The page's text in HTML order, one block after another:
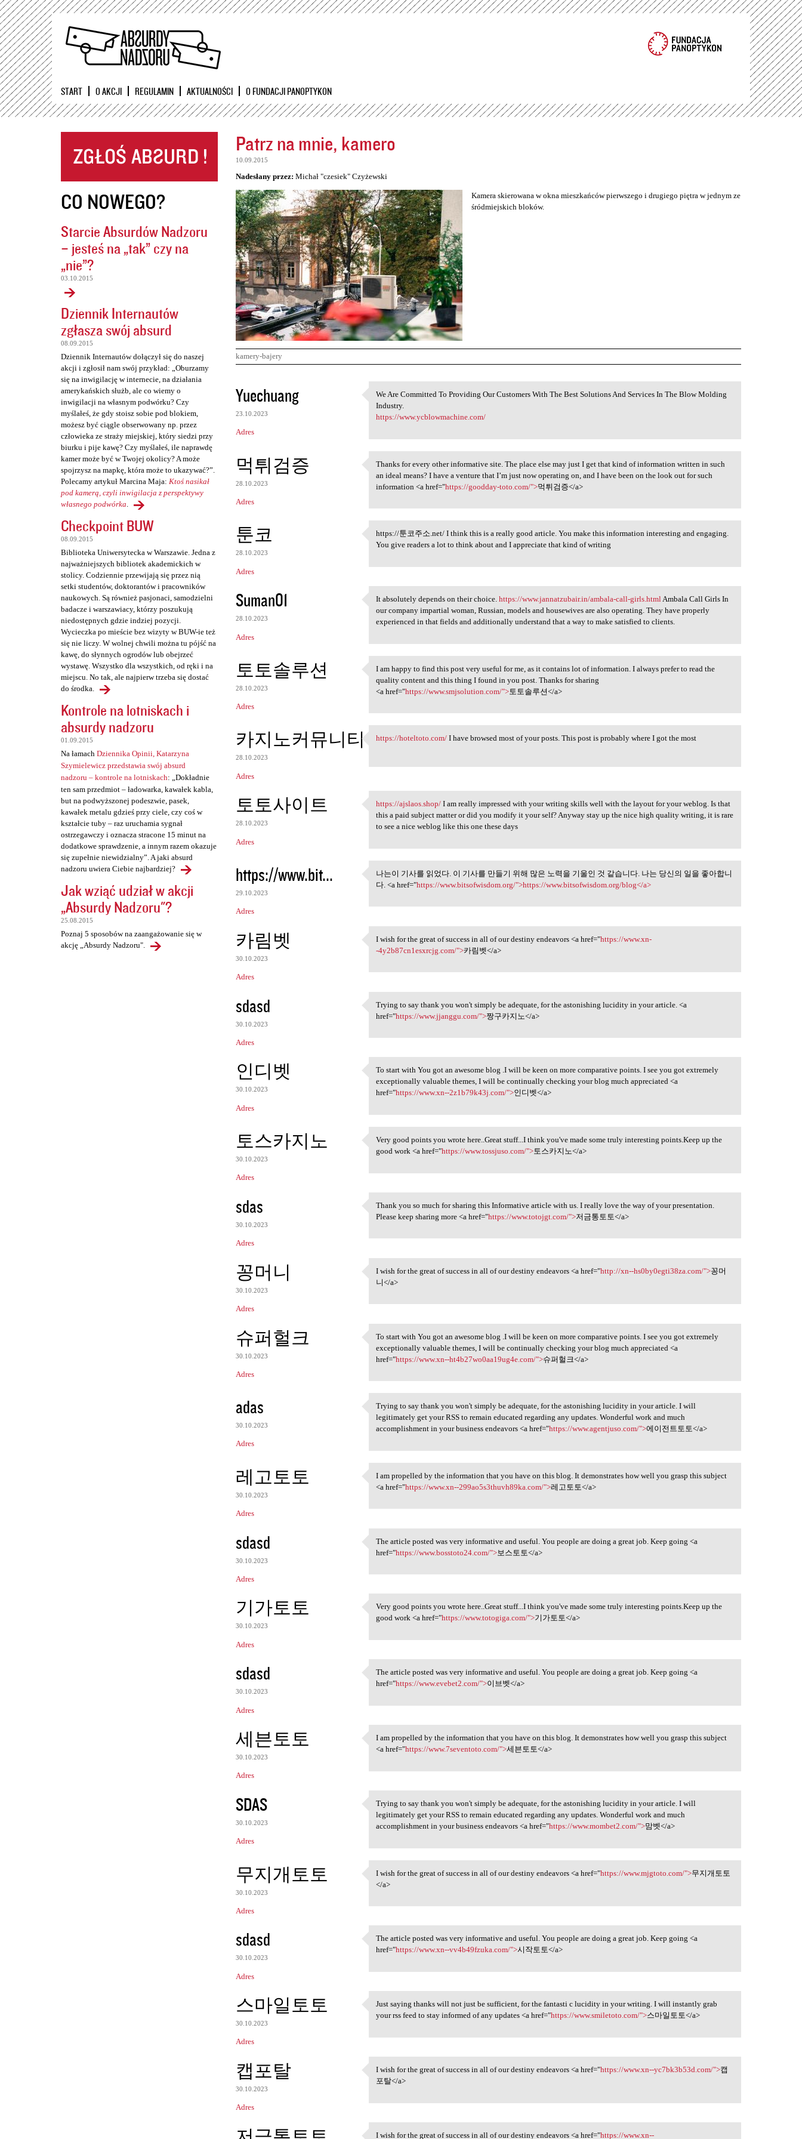
Przejdź
START O AKCJI REGULAMIN AKTUALNOŚCI O FUNDACJI PANOPTYKON
CO NOWEGO?
Starcie Absurdów Nadzoru
– jesteś na „tak” czy na
„nie”?
03.10.2015
Dziennik Internautów
zgłasza swój absurd
08.09.2015
Dziennik Internautów dołączył się do naszej
akcji i zgłosił nam swój przykład: „Oburzamy
się na inwigilację w internecie, na działania
amerykańskich służb, ale co wiemy o
inwigilacji na własnym podwórku? Czy
myślałeś, że gdy stoisz sobie pod blokiem,
możesz być ciągle obserwowany np. przez
człowieka ze straży miejskiej, który siedzi przy
biurku i pije kawę? Czy myślałeś, ile naprawdę
kamer może być w Twojej okolicy? A może
spojrzysz na mapkę, która może to ukazywać?”.
Polecamy artykuł Marcina Maja: Ktoś nasikał
pod kamerą, czyli inwigilacja z perspektywy
własnego podwórka.
Checkpoint BUW
08.09.2015
Biblioteka Uniwersytecka w Warszawie. Jedna z
najważniejszych bibliotek akademickich w
stolicy. Codziennie przewijają się przez nią
setki studentów, doktorantów i pracowników
naukowych. Są również pasjonaci, samodzielni
badacze i warszawiacy, którzy poszukują
niedostępnych gdzie indziej pozycji.
Wycieczka po mieście bez wizyty w BUW-ie też
się nie liczy. W wolnej chwili można tu pójść na
kawę, do słynnych ogrodów lub obejrzeć
wystawę. Wszystko dla wszystkich, od ręki i na
miejscu. No tak, ale najpierw trzeba się dostać
do środka.
Kontrole na lotniskach i
absurdy nadzoru
01.09.2015
Na łamach Dziennika Opinii, Katarzyna
Szymielewicz przedstawia swój absurd
nadzoru – kontrole na lotniskach: „Dokładnie
ten sam przedmiot – ładowarka, kawałek kabla,
but na podwyższonej podeszwie, pasek,
kawałek metalu gdzieś przy ciele, czy coś w
kształcie tuby – raz uruchamia sygnał
ostrzegawczy i oznacza stracone 15 minut na
dodatkowe sprawdzenie, a innym razem okazuje
się zupełnie niewidzialny”. A jaki absurd
nadzoru uwiera Ciebie najbardziej?
Jak wziąć udział w akcji
„Absurdy Nadzoru"?
25.08.2015
Poznaj 5 sposobów na zaangażowanie się w
akcję „Absurdy Nadzoru".
Patrz na mnie, kamero
10.09.2015
Nadesłany przez: Michał "czesiek" Czyżewski
Kamera skierowana w okna mieszkańców pierwszego i drugiego piętra w jednym ze
śródmiejskich bloków.
kamery-bajery
K
o
m
e
n
t
a
r
z
e
Yuechuang
23.10.2023
Adres
We Are Committed To Providing
We Are Committed To Providing Our Customers With The Best Solutions And Services In The Blow Molding
Industry.
https://www.ycblowmachine.com/
먹튀검증
28.10.2023
Adres
Thanks for every other
Thanks for every other informative site. The place else may just I get that kind of information written in such
an ideal means? I have a venture that I’m just now operating on, and I have been on the look out for such
information <a href="https://goodday-toto.com/">먹튀검증</a>
툰코
28.10.2023
Adres
https://툰코주소.net/ I think
https://툰코주소.net/ I think this is a really good article. You make this information interesting and engaging.
You give readers a lot to think about and I appreciate that kind of writing
Suman01
28.10.2023
Adres
It absolutely depends on
It absolutely depends on their choice.https://www.jannatzubair.in/ambala-call-girls.htmlAmbala Call Girls In
our company impartial woman, Russian, models and housewives are also operating. They have properly
experienced in that fields and additionally understand that a way to make satisfied to clients.
토토솔루션
28.10.2023
Adres
I am happy to find this post
I am happy to find this post very useful for me, as it contains lot of information. I always prefer to read the
quality content and this thing I found in you post. Thanks for sharing
<a href="https://www.smjsolution.com/">토토솔루션</a>
카지노커뮤니티
28.10.2023
Adres
https://hoteltoto.com/ I have
https://hoteltoto.com/ I have browsed most of your posts. This post is probably where I got the most
토토사이트
28.10.2023
Adres
https://ajslaos.shop/ I am
https://ajslaos.shop/ I am really impressed with your writing skills well with the layout for your weblog. Is that
this a paid subject matter or did you modify it your self? Anyway stay up the nice high quality writing, it is rare
to see a nice weblog like this one these days
https://www.bit...
29.10.2023
Adres
나는이 기사를 읽었다. 이 기사를 만들기 위해 많은
나는이 기사를 읽었다. 이 기사를 만들기 위해 많은 노력을 기울인 것 같습니다. 나는 당신의 일을 좋아합니
다. <a href="https://www.bitsofwisdom.org/">https://www.bitsofwisdom.org/blog</a>
카림벳
30.10.2023
Adres
I wish for the great of
I wish for the great of success in all of our destiny endeavors <a href="https://www.xn-
-4y2b87cn1esxrcjg.com/">카림벳</a>
sdasd
30.10.2023
Adres
Trying to say thank you won't
Trying to say thank you won't simply be adequate, for the astonishing lucidity in your article. <a
href="https://www.jjanggu.com/">짱구카지노</a>
인디벳
30.10.2023
Adres
To start with You got an
To start with You got an awesome blog .I will be keen on more comparative points. I see you got extremely
exceptionally valuable themes, I will be continually checking your blog much appreciated <a
href="https://www.xn--2z1b79k43j.com/">인디벳</a>
토스카지노
30.10.2023
Adres
Very good points you wrote
Very good points you wrote here..Great stuff...I think you've made some truly interesting points.Keep up the
good work <a href="https://www.tossjuso.com/">토스카지노</a>
sdas
30.10.2023
Adres
Thank you so much for sharing
Thank you so much for sharing this Informative article with us. I really love the way of your presentation.
Please keep sharing more <a href="https://www.totojgt.com/">저금통토토</a>
꽁머니
30.10.2023
Adres
I wish for the great of
I wish for the great of success in all of our destiny endeavors <a href="http://xn--hs0by0egti38za.com/">꽁머
니</a>
슈퍼헐크
30.10.2023
Adres
To start with You got an
To start with You got an awesome blog .I will be keen on more comparative points. I see you got extremely
exceptionally valuable themes, I will be continually checking your blog much appreciated <a
href="https://www.xn--ht4b27wo0aa19ug4e.com/">슈퍼헐크</a>
adas
30.10.2023
Adres
Trying to say thank you won't
Trying to say thank you won't simply be adequate, for the astonishing lucidity in your article. I will
legitimately get your RSS to remain educated regarding any updates. Wonderful work and much
accomplishment in your business endeavors <a href="https://www.agentjuso.com/">에이전트토토</a>
레고토토
30.10.2023
Adres
I am propelled by the
I am propelled by the information that you have on this blog. It demonstrates how well you grasp this subject
<a href="https://www.xn--299ao5s3thuvh89ka.com/">레고토토</a>
sdasd
30.10.2023
Adres
The article posted was very
The article posted was very informative and useful. You people are doing a great job. Keep going <a
href="https://www.bosstoto24.com/">보스토토</a>
기가토토
30.10.2023
Adres
Very good points you wrote
Very good points you wrote here..Great stuff...I think you've made some truly interesting points.Keep up the
good work <a href="https://www.totogiga.com/">기가토토</a>
sdasd
30.10.2023
Adres
The article posted was very
The article posted was very informative and useful. You people are doing a great job. Keep going <a
href="https://www.evebet2.com/">이브벳</a>
세븐토토
30.10.2023
Adres
I am propelled by the
I am propelled by the information that you have on this blog. It demonstrates how well you grasp this subject
<a href="https://www.7seventoto.com/">세븐토토</a>
SDAS
30.10.2023
Adres
Trying to say thank you won't
Trying to say thank you won't simply be adequate, for the astonishing lucidity in your article. I will
legitimately get your RSS to remain educated regarding any updates. Wonderful work and much
accomplishment in your business endeavors <a href="https://www.mombet2.com/">맘벳</a>
무지개토토
30.10.2023
Adres
I wish for the great of
I wish for the great of success in all of our destiny endeavors <a href="https://www.mjgtoto.com/">무지개토토
</a>
sdasd
30.10.2023
Adres
The article posted was very
The article posted was very informative and useful. You people are doing a great job. Keep going <a
href="https://www.xn--vv4b49fzuka.com/">시작토토</a>
스마일토토
30.10.2023
Adres
Just saying thanks will not
Just saying thanks will not just be sufficient, for the fantasti c lucidity in your writing. I will instantly grab
your rss feed to stay informed of any updates <a href="https://www.smiletoto.com/">스마일토토</a>
캡포탈
30.10.2023
Adres
I wish for the great of
I wish for the great of success in all of our destiny endeavors <a href="https://www.xn--yc7bk3b53d.com/">캡
포탈</a>
I wish for the great of success in all of our destiny endeavors <a href="https://www.xn--